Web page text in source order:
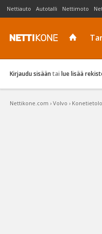
Nettiauto Autotalli Nettimoto
Kirjaudu sisään tai lue lisää
Nettikone.com › Volvo ›